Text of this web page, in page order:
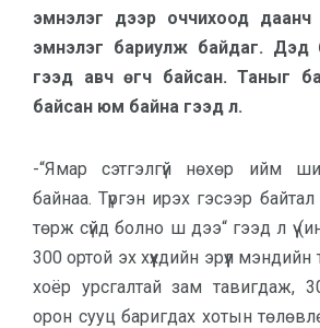
эмнэлэг дээр оччихоод
эмнэлэг бариулж байдаг. Дэд
гээд авч өгч байсан. Таныг
байсан юм байна гээд л.
-“Ямар сэтгэлгүй нөхөр ийм
байнаа. Түргэн ирэх гэсээр
төрж сүйд болно ш дээ“ гээд л үү
300 ортой эх хүүхдийн эрүүл
хоёр урсгалтай зам тавигдаж,
орон сууц баригдах хотын